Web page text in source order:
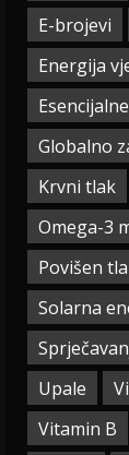
E-brojevi
Energija
Globalno
Krvni tlak
Omega-3
Povišen
Solarna
Upale
Vitamin B